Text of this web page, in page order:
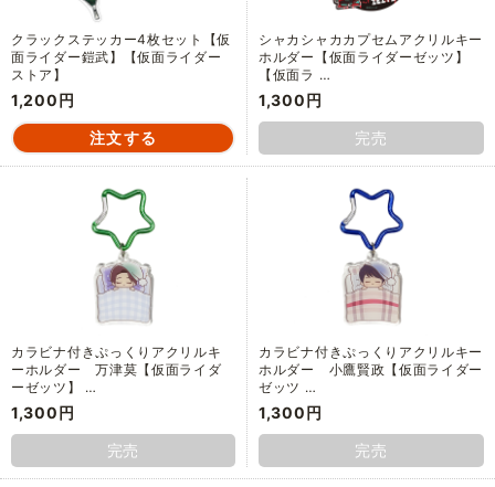
クラックステッカー4枚セット【仮
面ライダー鎧武】【仮面ライダー
ストア】
1,200円
シャカシャカカプセムアクリルキー
ホルダー【仮面ライダーゼッツ】
【仮面ラ …
1,300円
完売
カラビナ付きぷっくりアクリルキ
ーホルダー 万津莫【仮面ライダ
ーゼッツ】 …
1,300円
完売
カラビナ付きぷっくりアクリルキー
ホルダー 小鷹賢政【仮面ライダー
ゼッツ …
1,300円
完売